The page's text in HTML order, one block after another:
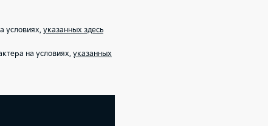
условиях, указанных здесь
на условиях, указанных